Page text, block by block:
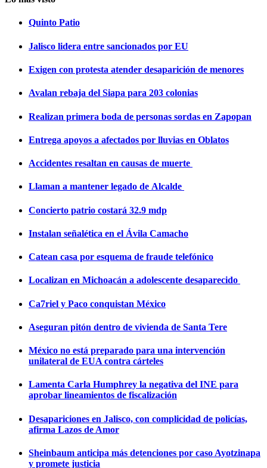
Quinto Patio
Jalisco lidera entre sancionados por EU
Exigen con protesta atender desaparición de menores
Avalan rebaja del Siapa para 203 colonias
Realizan primera boda de personas sordas en Zapopan
Entrega apoyos a afectados por lluvias en Oblatos
Accidentes resaltan en causas de muerte
Llaman a mantener legado de Alcalde
Concierto patrio costará 32.9 mdp
Instalan señalética en el Ávila Camacho
Catean casa por esquema de fraude telefónico
Localizan en Michoacán a adolescente desaparecido
Ca7riel y Paco conquistan México
Aseguran pitón dentro de vivienda de Santa Tere
México no está preparado para una intervención
unilateral de EUA contra cárteles
Lamenta Carla Humphrey la negativa del INE para
aprobar lineamientos de fiscalización
Desapariciones en Jalisco, con complicidad de policías,
afirma Lazos de Amor
Sheinbaum anticipa más detenciones por caso Ayotzinapa
y promete justicia